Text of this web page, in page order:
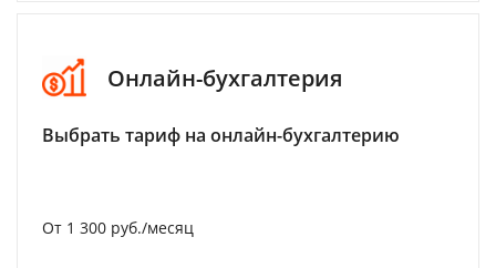
Онлайн-бухгалтерия
Выбрать тариф на онлайн-бухгалтерию
От 1 300 руб./месяц